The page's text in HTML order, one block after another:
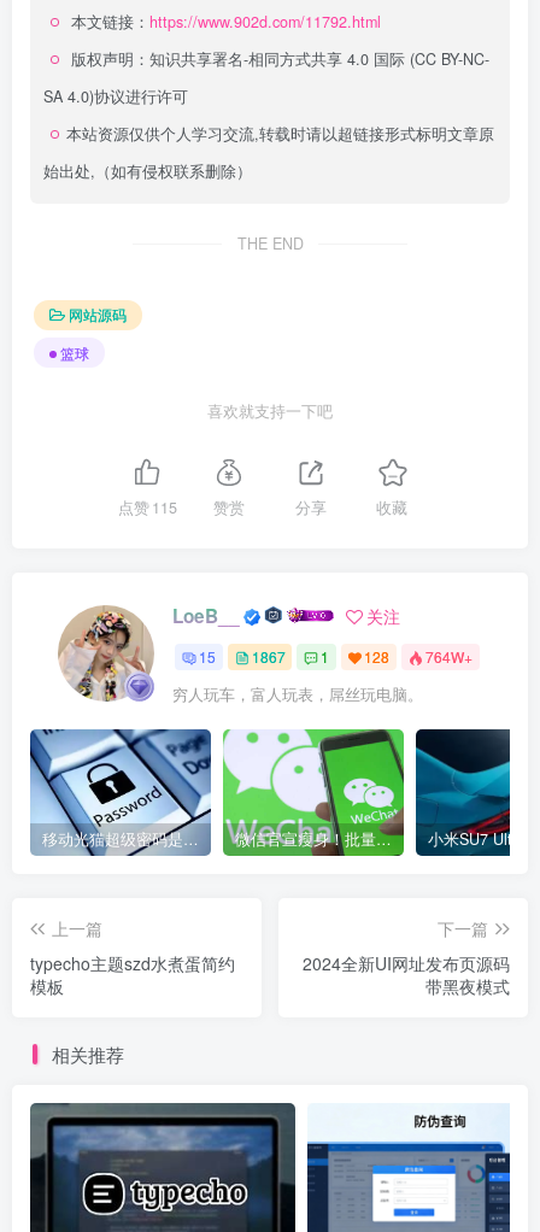
本文链接： https://www.902d.com/11792.html
版权声明： 知识共享署名-相同方式共享 4.0 国际 (CC BY-NC-
SA 4.0)协议进行许可
本站资源仅供个人学习交流,转载时请以超链接形式标明文章原
始出处,（如有侵权联系删除）
THE END
网站源码
篮球
喜欢就支持一下吧
点赞115 赞赏 分享 收藏
LoeB__ 关注
15 1867 1 128 764W+
穷人玩车，富人玩表，屌丝玩电脑。
移动光猫超级密码是多少？移动光猫超级管理员后台账号与密码 微信官宣瘦身！批量清理原图新功能来了 安卓、iOS均可使用
上一篇
typecho主题szd水煮蛋简约
模板
下一篇
2024全新UI网址发布页源码
带黑夜模式
相关推荐